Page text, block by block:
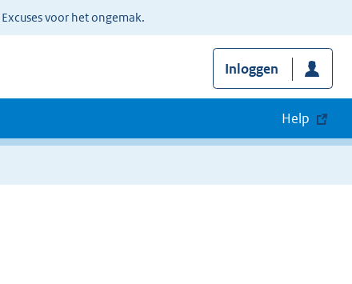
voor het ongemak.
Inloggen
Help